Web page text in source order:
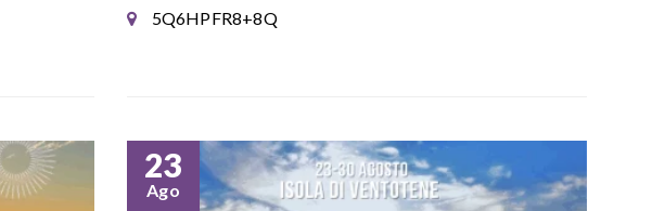
5Q6HPFR8+8Q
23
Ago